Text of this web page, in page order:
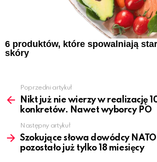
6 produktów, które spowalniają
skóry
more
Poprzedni artykuł
Nikt już nie wierzy w realizację
konkretów. Nawet wyborcy PO
Następny artykuł
Szokujące słowa dowódcy
pozostało już tylko 18 miesięcy